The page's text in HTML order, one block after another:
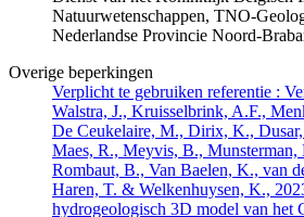
Natuurwetenschappen, TNO-
Nederlandse Provincie Noord-
Overige beperkingen
Verplicht te gebruiken referentie :
Walstra, J., Kruisselbrink, A.F.,
De Ceukelaire, M., Dirix, K.,
Maes, R., Meyvis, B., Munsterman,
Rombaut, B., Van Baelen, K., van
Haren, T. & Welkenhuysen, K.,
hydrogeologisch 3D model van het